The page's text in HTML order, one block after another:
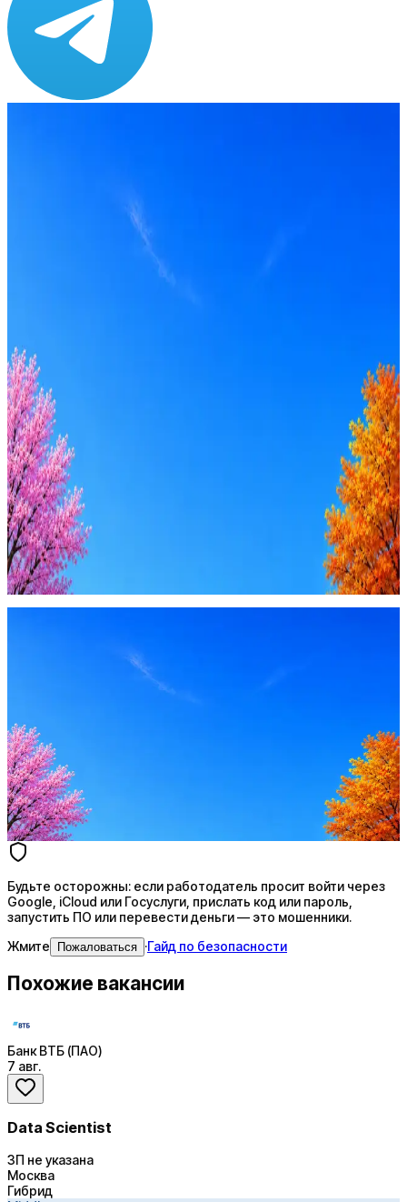
Оффер быстрее с Эйч
Будьте осторожны: если работодатель просит войти через
Google, iCloud или Госуслуги, прислать код или пароль,
запустить ПО или перевести деньги — это мошенники.
Жмите Пожаловаться
Стратегия поиска с AI: рынки, позиции, вилка, каналы
Будьте осторожны: если работодатель просит войти через
Google, iCloud или Госуслуги, прислать код или пароль,
запустить ПО или перевести деньги — это мошенники.
Жмите
Пожаловаться ·Гайд по безопасности
Похожие вакансии
Банк ВТБ (ПАО)
7 авг.
Data Scientist
ЗП не указана
Москва
Гибрид